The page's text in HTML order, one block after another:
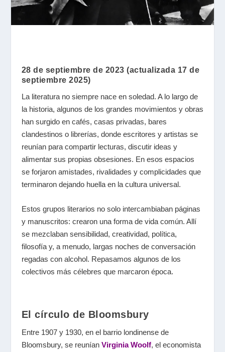
28 de septiembre de 2023 (actualizada 17 de
septiembre 2025)
La literatura no siempre nace en soledad. A lo largo de
la historia, algunos de los grandes movimientos y obras
han surgido en cafés, casas privadas, bares
clandestinos o librerías, donde escritores y artistas se
reunían para compartir lecturas, discutir ideas y
alimentar sus propias obsesiones. En esos espacios
se forjaron amistades, rivalidades y complicidades que
terminaron dejando huella en la cultura universal.
Estos grupos literarios no solo intercambiaban páginas
y manuscritos: crearon una forma de vida común. Allí
se mezclaban sensibilidad, creatividad, política,
filosofía y, a menudo, largas noches de conversación
regadas con alcohol. Repasamos algunos de los
colectivos más célebres que marcaron época.
El círculo de Bloomsbury
Entre 1907 y 1930, en el barrio londinense de
Bloomsbury, se reunían Virginia Woolf, el economista